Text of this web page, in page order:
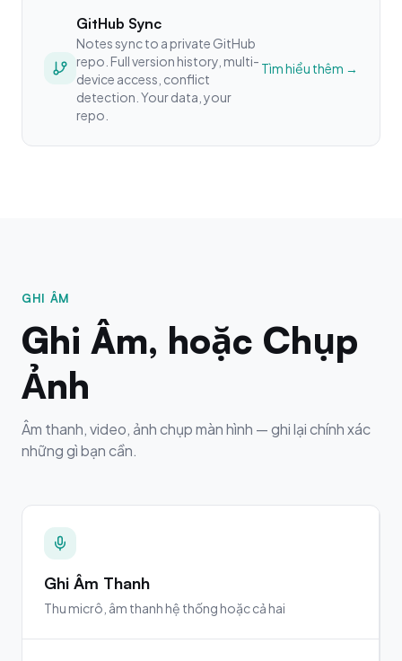
GitHub Sync
Notes sync to a private GitHub
repo. Full version history, multi-
device access, conflict
detection. Your data, your
repo.
Tìm hiểu thêm →
GHI ÂM
Ghi Âm, hoặc Chụp
Ảnh
Âm thanh, video, ảnh chụp màn hình — ghi lại chính xác
những gì bạn cần.
Ghi Âm Thanh
Thu micrô, âm thanh hệ thống hoặc cả hai